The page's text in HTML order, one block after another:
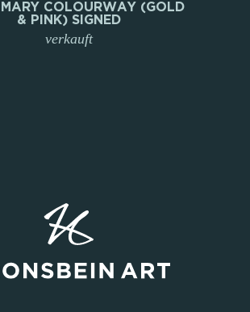
COLOURWAY (GOLD
& PINK) SIGNED
verkauft